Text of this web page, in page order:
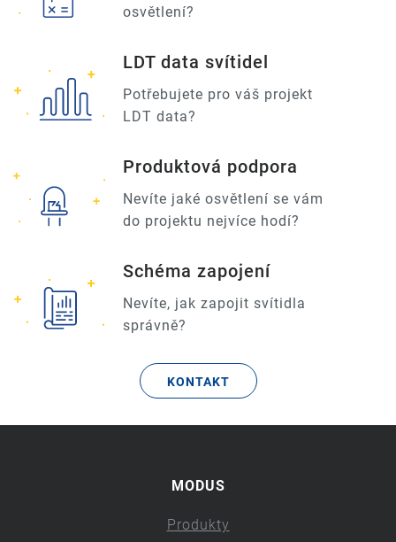
osvětlení?
LDT data svítidel
Potřebujete pro váš projekt
LDT data?
Produktová podpora
Nevíte jaké osvětlení se vám
do projektu nejvíce hodí?
Schéma zapojení
Nevíte, jak zapojit svítidla
správně?
KONTAKT
MODUS
Produkty